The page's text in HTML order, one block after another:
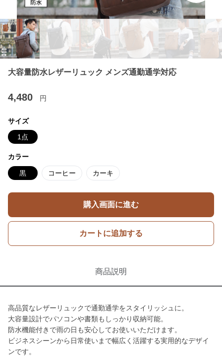
大容量防水レザーリュック メンズ通勤通学対応
4,480 円
サイズ
1点
カラー
黒 コーヒー カーキ
購入画面に進む
カートに追加する
商品説明
高品質なレザーリュックで通勤通学をスタイリッシュに。
大容量設計でパソコンや書類もしっかり収納可能。
防水機能付きで雨の日も安心してお使いいただけます。
ビジネスシーンから日常使いまで幅広く活躍する実用的なデザイ
ンです。